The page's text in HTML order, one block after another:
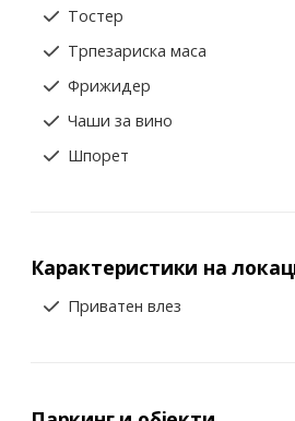
Тостер
Трпезариска маса
Фрижидер
Чаши за вино
Шпорет
Карактеристики на
Приватен влез